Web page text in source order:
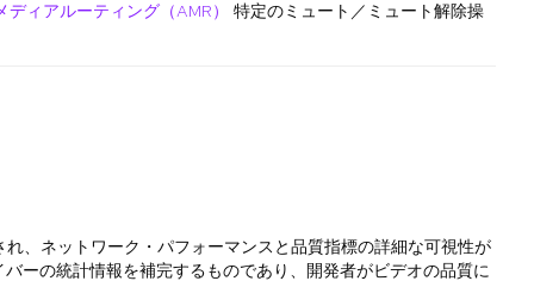
ディアルーティング（AMR）
特定のミュート／ミュート解除操
、ネットワーク・パフォーマンスと品質指標の詳細な可視性が
ーの統計情報を補完するものであり、開発者がビデオの品質に